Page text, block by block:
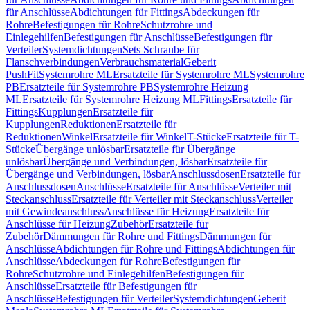
für AnschlüsseAbdichtungen für FittingsAbdeckungen für
RohreBefestigungen für RohreSchutzrohre und
EinlegehilfenBefestigungen für AnschlüsseBefestigungen für
VerteilerSystemdichtungenSets Schraube für
FlanschverbindungenVerbrauchsmaterialGeberit
PushFitSystemrohre MLErsatzteile für Systemrohre MLSystemrohre
PBErsatzteile für Systemrohre PBSystemrohre Heizung
MLErsatzteile für Systemrohre Heizung MLFittingsErsatzteile für
FittingsKupplungenErsatzteile für
KupplungenReduktionenErsatzteile für
ReduktionenWinkelErsatzteile für WinkelT-StückeErsatzteile für T-
StückeÜbergänge unlösbarErsatzteile für Übergänge
unlösbarÜbergänge und Verbindungen, lösbarErsatzteile für
Übergänge und Verbindungen, lösbarAnschlussdosenErsatzteile für
AnschlussdosenAnschlüsseErsatzteile für AnschlüsseVerteiler mit
SteckanschlussErsatzteile für Verteiler mit SteckanschlussVerteiler
mit GewindeanschlussAnschlüsse für HeizungErsatzteile für
Anschlüsse für HeizungZubehörErsatzteile für
ZubehörDämmungen für Rohre und FittingsDämmungen für
AnschlüsseAbdichtungen für Rohre und FittingsAbdichtungen für
AnschlüsseAbdeckungen für RohreBefestigungen für
RohreSchutzrohre und EinlegehilfenBefestigungen für
AnschlüsseErsatzteile für Befestigungen für
AnschlüsseBefestigungen für VerteilerSystemdichtungenGeberit